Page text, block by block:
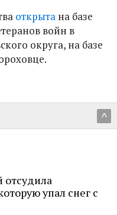
открыта на базе
войн в
округа, на базе
^
отсудила
упал снег с